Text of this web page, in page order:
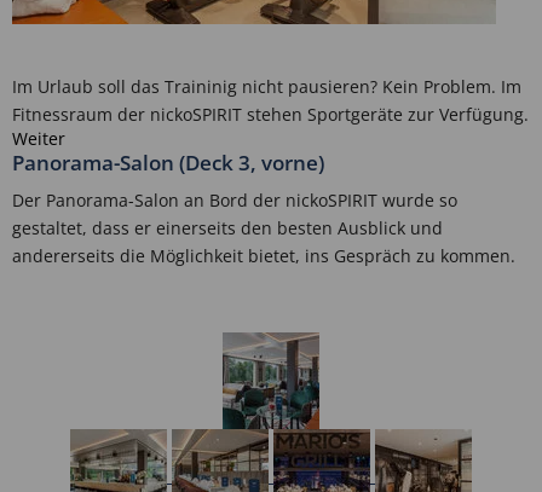
Im Urlaub soll das Traininig nicht pausieren? Kein Problem. Im
Fitnessraum der nickoSPIRIT stehen Sportgeräte zur Verfügung.
Weiter
Panorama-Salon (Deck 3, vorne)
Der Panorama-Salon an Bord der nickoSPIRIT wurde so
gestaltet, dass er einerseits den besten Ausblick und
andererseits die Möglichkeit bietet, ins Gespräch zu kommen.